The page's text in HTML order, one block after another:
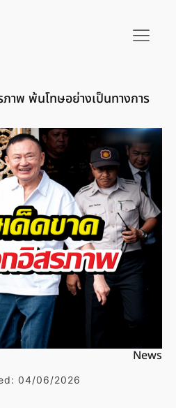
พ พ้นโทษอย่างเป็นทางการ
News
04/06/2026